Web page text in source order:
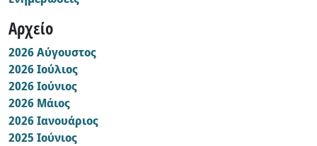
Αρχείο
2026 Αύγουστος
2026 Ιούλιος
2026 Ιούνιος
2026 Μάιος
2026 Ιανουάριος
2025 Ιούνιος